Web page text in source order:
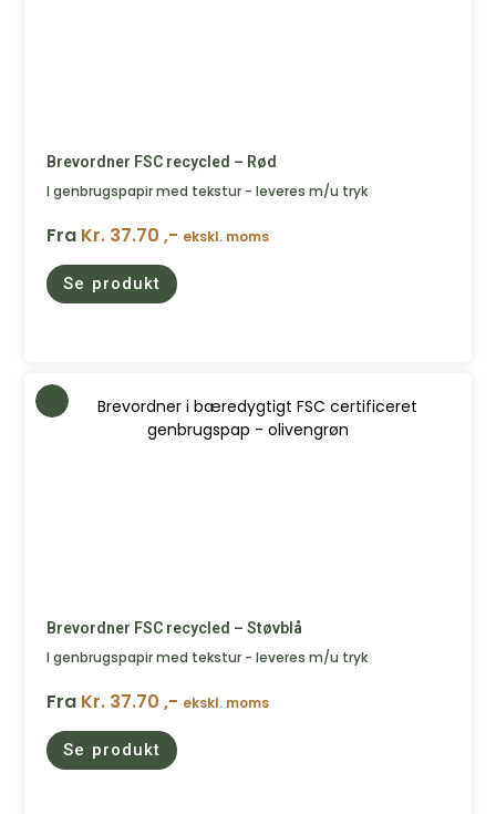
Brevordner FSC recycled – Rød
I genbrugspapir med tekstur - leveres m/u tryk
Fra Kr. 37.70 ,- ekskl. moms
Se produkt
Brevordner FSC recycled – Støvblå
I genbrugspapir med tekstur - leveres m/u tryk
Fra Kr. 37.70 ,- ekskl. moms
Se produkt